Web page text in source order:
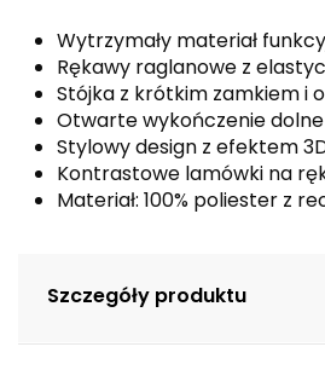
Wytrzymały materiał
Rękawy raglanowe z
Stójka z krótkim zamkiem i
Otwarte wykończenie dolne
Stylowy design z efektem
Kontrastowe lamówki na
Materiał: 100% poliester z
Szczegóły produktu